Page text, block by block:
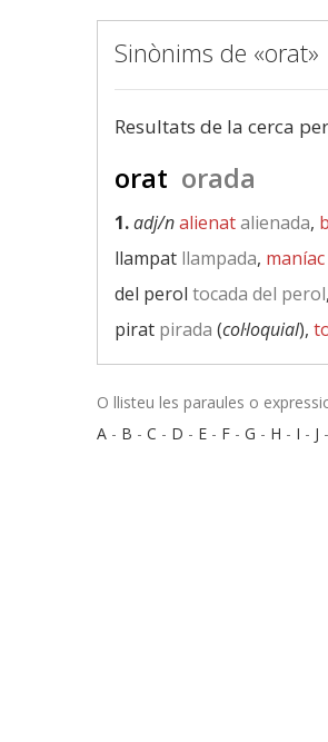
Sinònims de «orat»
Resultats de la cerca
orat orada
1.adj/nalienatalienada,
llampat llampada, maníac
del perol tocada del perol
pirat pirada (col·loquial),
O llisteu les paraules o
A - B - C - D - E - F - G - H - I - J -